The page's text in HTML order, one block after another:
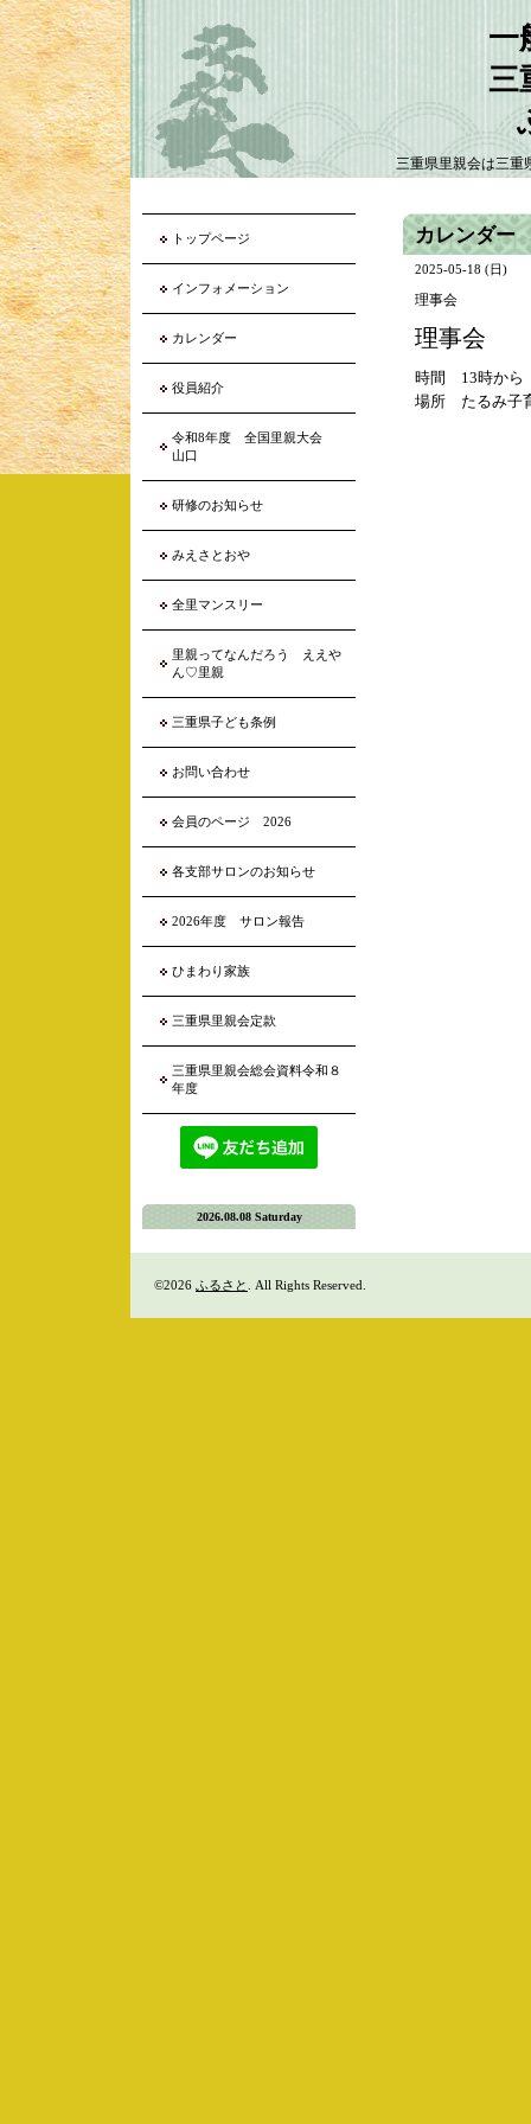
一
三
三重県里親会は三重
カレンダー
2025-05-18 (日)
理事会
理事会
時間 13時から
場所 たるみ子
トップページ
インフォメーション
カレンダー
役員紹介
令和8年度 全国里親大会
山口
研修のお知らせ
みえさとおや
全里マンスリー
里親ってなんだろう ええや
ん♡里親
三重県子ども条例
お問い合わせ
会員のページ 2026
各支部サロンのお知らせ
2026年度 サロン報告
ひまわり家族
三重県里親会定款
三重県里親会総会資料令和８
年度
2026.08.08 Saturday
©2026 ふるさと . All Rights Reserved.